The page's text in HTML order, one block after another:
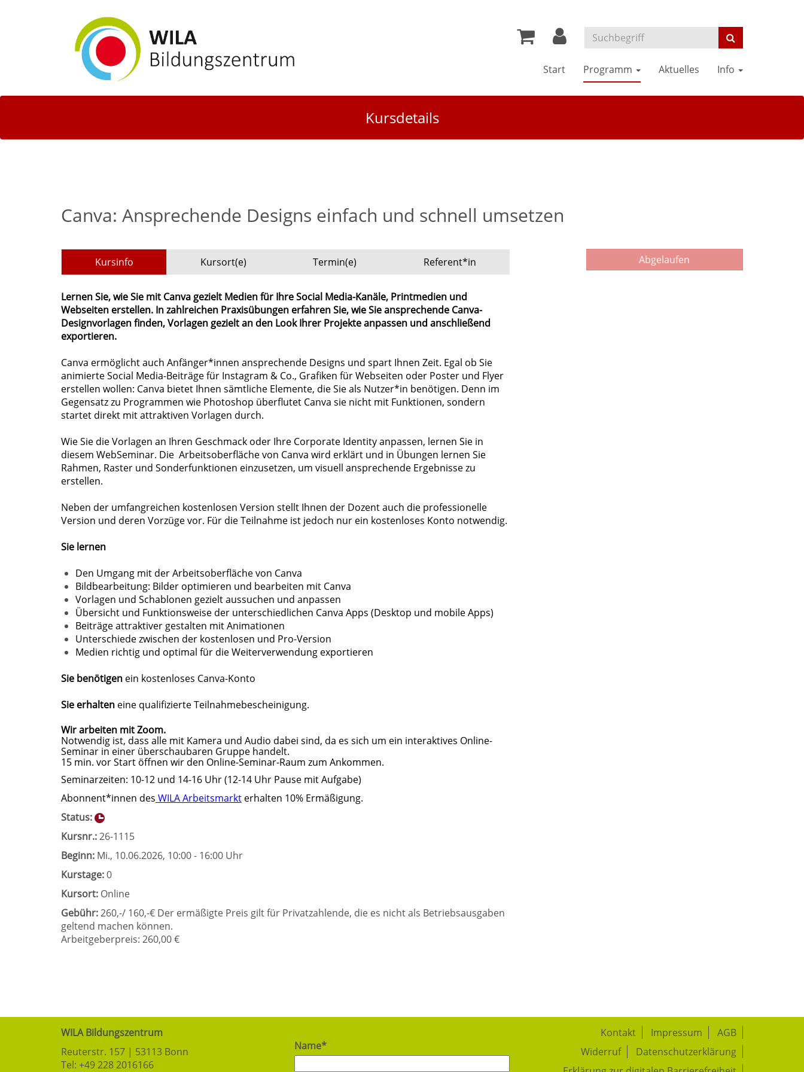
Start Programm Aktuelles Info
Kursdetails
Canva: Ansprechende Designs einfach und schnell umsetzen
Kursinfo Kursort(e) Termin(e) Referent*in
Lernen Sie, wie Sie mit Canva gezielt Medien für Ihre Social Media-Kanäle, Printmedien und
Webseiten erstellen. In zahlreichen Praxisübungen erfahren Sie, wie Sie ansprechende Canva-
Designvorlagen finden, Vorlagen gezielt an den Look Ihrer Projekte anpassen und anschließend
exportieren.
Canva ermöglicht auch Anfänger*innen ansprechende Designs und spart Ihnen Zeit. Egal ob Sie
animierte Social Media-Beiträge für Instagram & Co., Grafiken für Webseiten oder Poster und Flyer
erstellen wollen: Canva bietet Ihnen sämtliche Elemente, die Sie als Nutzer*in benötigen. Denn im
Gegensatz zu Programmen wie Photoshop überflutet Canva sie nicht mit Funktionen, sondern
startet direkt mit attraktiven Vorlagen durch.
Wie Sie die Vorlagen an Ihren Geschmack oder Ihre Corporate Identity anpassen, lernen Sie in
diesem WebSeminar. Die Arbeitsoberfläche von Canva wird erklärt und in Übungen lernen Sie
Rahmen, Raster und Sonderfunktionen einzusetzen, um visuell ansprechende Ergebnisse zu
erstellen.
Neben der umfangreichen kostenlosen Version stellt Ihnen der Dozent auch die professionelle
Version und deren Vorzüge vor. Für die Teilnahme ist jedoch nur ein kostenloses Konto notwendig.
Sie lernen
Den Umgang mit der Arbeitsoberfläche von Canva
Bildbearbeitung: Bilder optimieren und bearbeiten mit Canva
Vorlagen und Schablonen gezielt aussuchen und anpassen
Übersicht und Funktionsweise der unterschiedlichen Canva Apps (Desktop und mobile Apps)
Beiträge attraktiver gestalten mit Animationen
Unterschiede zwischen der kostenlosen und Pro-Version
Medien richtig und optimal für die Weiterverwendung exportieren
Sie benötigen ein kostenloses Canva-Konto
Sie erhalten eine qualifizierte Teilnahmebescheinigung.
Wir arbeiten mit Zoom.
Notwendig ist, dass alle mit Kamera und Audio dabei sind, da es sich um ein interaktives Online-
Seminar in einer überschaubaren Gruppe handelt.
15 min. vor Start öffnen wir den Online-Seminar-Raum zum Ankommen.
Seminarzeiten: 10-12 und 14-16 Uhr (12-14 Uhr Pause mit Aufgabe)
Abonnent*innen des WILA Arbeitsmarkt erhalten 10% Ermäßigung.
Status:
Kursnr.:26-1115
Beginn: Mi., 10.06.2026, 10:00 - 16:00 Uhr
Kurstage:0
Kursort: Online
Gebühr:260,-/ 160,-€ Der ermäßigte Preis gilt für Privatzahlende, die es nicht als Betriebsausgaben
geltend machen können.
Arbeitgeberpreis: 260,00 €
Abgelaufen
WILA Bildungszentrum
Reuterstr. 157 | 53113 Bonn
Tel: +49 228 2016166
Name*
Kontakt Impressum
AGB
Widerruf
Datenschutzerklärung